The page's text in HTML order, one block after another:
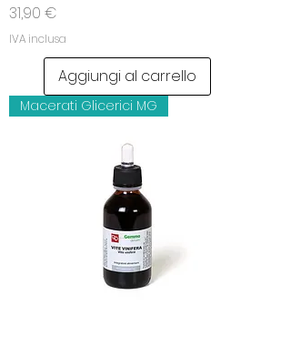
Prezzo
31,90 €
IVA inclusa
Aggiungi al carrello
Macerati Glicerici MG